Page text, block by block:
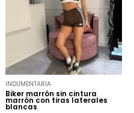
INDUMENTARIA
Biker marrón sin cintura
marrón con tiras laterales
blancas